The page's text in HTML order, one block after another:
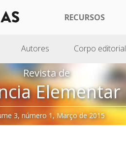
RECURSOS
Autores Corpo editorial
Revista de
Elementar
3, número 1, Março de 2015